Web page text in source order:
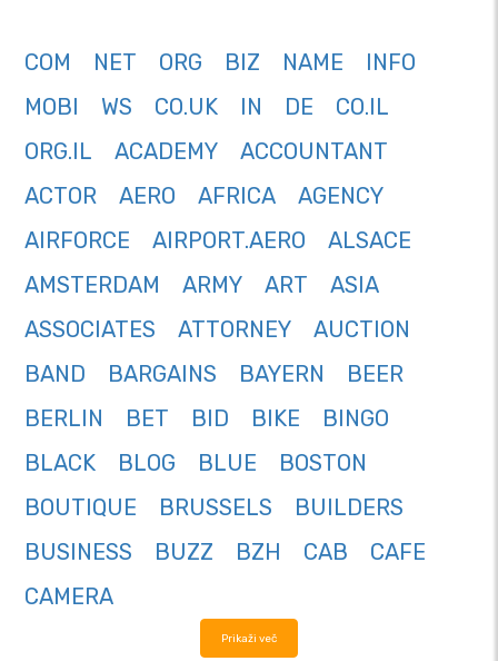
COM NET ORG BIZ NAME
INFO
MOBI
WS CO.UK IN DE
CO.IL
ORG.IL
ACADEMY
ACCOUNTANT
ACTOR
AERO AFRICA
AGENCY
AIRFORCE
AIRPORT.AERO
ALSACE
AMSTERDAM
ARMY ART
ASIA
ASSOCIATES
ATTORNEY
AUCTION
BAND
BARGAINS BAYERN
BEER
BERLIN
BET BID BIKE
BINGO
BLACK
BLOG BLUE
BOSTON
BOUTIQUE
BRUSSELS
BUILDERS
BUSINESS
BUZZ BZH CAB
CAFE
CAMERA
Prikaži več